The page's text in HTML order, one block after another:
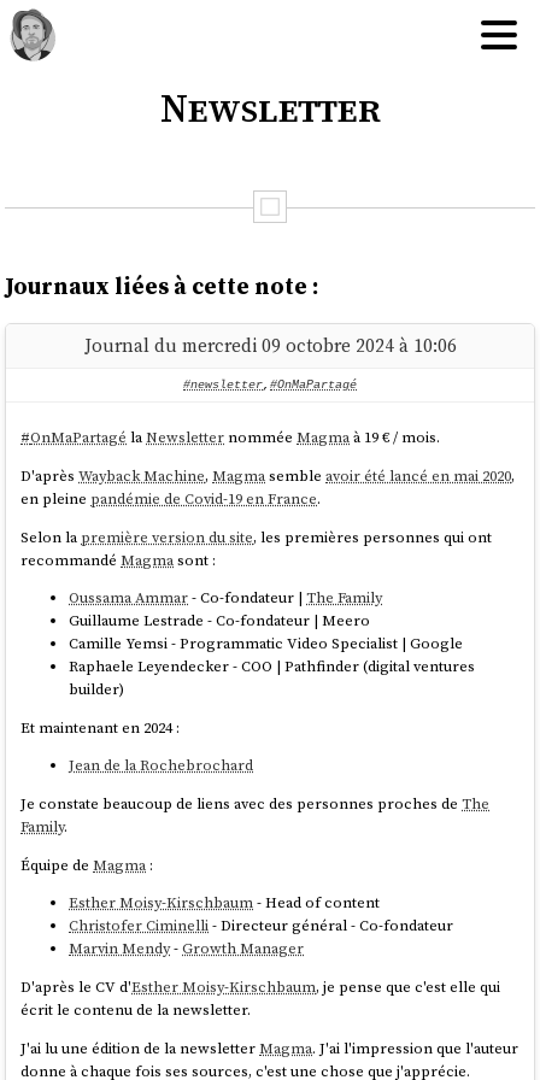
Newsletter
Journaux liées à cette note :
Journal du mercredi 09 octobre 2024 à 10:06
#newsletter, #OnMaPartagé
#OnMaPartagé laNewsletter nomméeMagmaà 19 € / mois.
D'aprèsWayback Machine,Magmasembleavoir été lancé en mai 2020,
en pleine pandémie de Covid-19 en France.
Selon la première version du site, les premières personnes qui ont
recommandéMagmasont :
Oussama Ammar- Co-fondateur |The Family
Guillaume Lestrade - Co-fondateur | Meero
Camille Yemsi - Programmatic Video Specialist | Google
Raphaele Leyendecker - COO | Pathfinder (digital ventures
builder)
Et maintenant en 2024 :
Jean de la Rochebrochard
Je constate beaucoup de liens avec des personnes proches deThe
Family.
Équipe deMagma :
Esther Moisy-Kirschbaum- Head of content
Christofer Ciminelli- Directeur général - Co-fondateur
Marvin Mendy-Growth Manager
D'après le CV d'Esther Moisy-Kirschbaum, je pense que c'est elle qui
écrit le contenu de la newsletter.
J'ai lu une édition de la newsletterMagma. J'ai l'impression que l'auteur
donne à chaque fois ses sources, c'est une chose que j'apprécie.